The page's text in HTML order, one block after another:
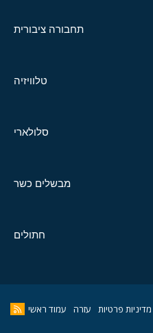
תחבורה ציבורית
טלוויזיה
סלולארי
מבשלים כשר
חתולים
מדיניות פרטיות עזרה עמוד ראשי